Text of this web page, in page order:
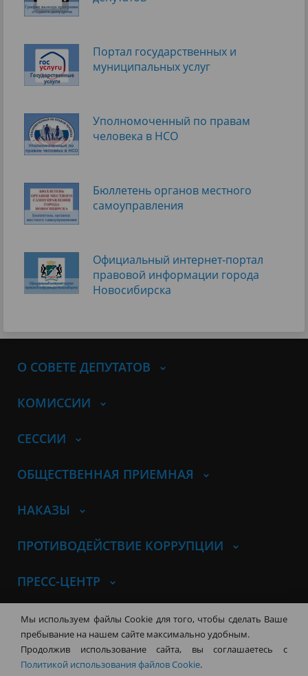
Портал государственных и
муниципальных услуг
Уполномоченный по правам
человека в НСО
Бюллетень органов местного
самоуправления
Официальный интернет-портал
правовой информации города
Новосибирска
О СОВЕТЕ ДЕПУТАТОВ
КОМИССИИ
СЕССИИ
ОБЩЕСТВЕННАЯ ПРИЕМНАЯ
НАКАЗЫ
ПРОТИВОДЕЙСТВИЕ КОРРУПЦИИ
ПРЕСС-ЦЕНТР
© Совет депутатов города
НовосибирскаКонтакты Карта сайта
630099, г. Новосибирск, Красный
проспект, 34
Мы используем файлы Cookie для того, чтобы сделать Ваше
пребывание на нашем сайте максимально удобным.
Продолжив использование сайта, вы соглашаетесь с
Политикой использования файлов Cookie.